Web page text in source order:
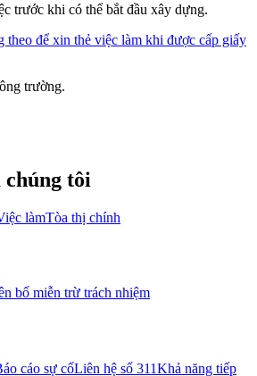
trước khi có thể bắt đầu xây dựng.
theo để xin thẻ việc làm khi được cấp giấy
trường.
chúng tôi
làmTòa thị chính
bố miễn trừ trách nhiệm
cáo sự cốLiên hệ số 311Khả năng tiếp